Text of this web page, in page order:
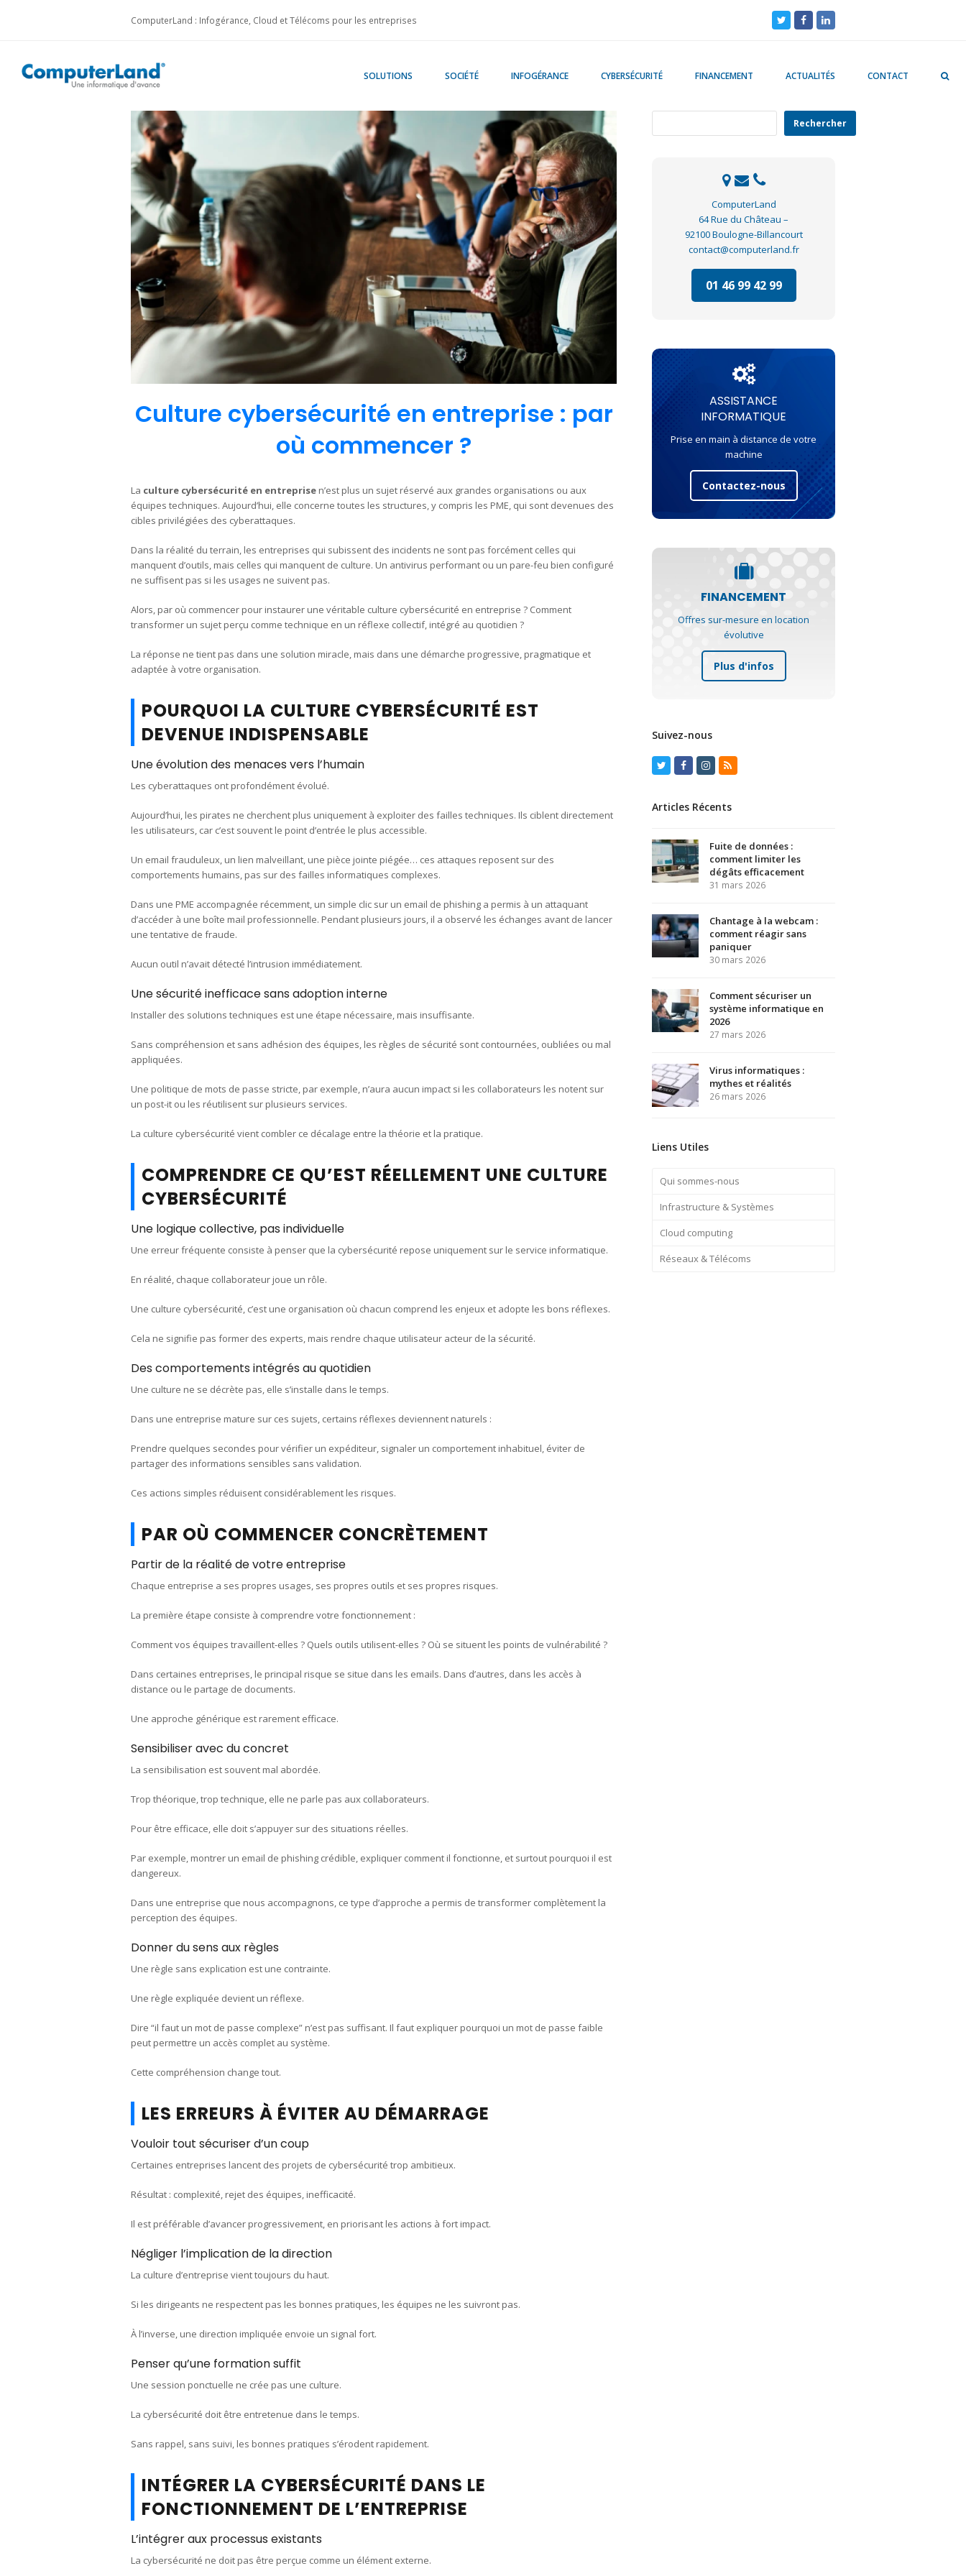
ComputerLand : Infogérance, Cloud et Télécoms pour les entreprises TwitterFacebookLinkedIn
SOLUTIONS SOCIÉTÉ INFOGÉRANCE CYBERSÉCURITÉ FINANCEMENT ACTUALITÉS CONTACT
Culture cybersécurité en entreprise : par
où commencer ?
La culture cybersécurité en entreprise n’est plus un sujet réservé aux grandes organisations ou aux
équipes techniques. Aujourd’hui, elle concerne toutes les structures, y compris les PME, qui sont devenues des
cibles privilégiées des cyberattaques.
Dans la réalité du terrain, les entreprises qui subissent des incidents ne sont pas forcément celles qui
manquent d’outils, mais celles qui manquent de culture. Un antivirus performant ou un pare-feu bien configuré
ne suffisent pas si les usages ne suivent pas.
Alors, par où commencer pour instaurer une véritable culture cybersécurité en entreprise ? Comment
transformer un sujet perçu comme technique en un réflexe collectif, intégré au quotidien ?
La réponse ne tient pas dans une solution miracle, mais dans une démarche progressive, pragmatique et
adaptée à votre organisation.
POURQUOI LA CULTURE CYBERSÉCURITÉ EST
DEVENUE INDISPENSABLE
Une évolution des menaces vers l’humain
Les cyberattaques ont profondément évolué.
Aujourd’hui, les pirates ne cherchent plus uniquement à exploiter des failles techniques. Ils ciblent directement
les utilisateurs, car c’est souvent le point d’entrée le plus accessible.
Un email frauduleux, un lien malveillant, une pièce jointe piégée… ces attaques reposent sur des
comportements humains, pas sur des failles informatiques complexes.
Dans une PME accompagnée récemment, un simple clic sur un email de phishing a permis à un attaquant
d’accéder à une boîte mail professionnelle. Pendant plusieurs jours, il a observé les échanges avant de lancer
une tentative de fraude.
Aucun outil n’avait détecté l’intrusion immédiatement.
Une sécurité inefficace sans adoption interne
Installer des solutions techniques est une étape nécessaire, mais insuffisante.
Sans compréhension et sans adhésion des équipes, les règles de sécurité sont contournées, oubliées ou mal
appliquées.
Une politique de mots de passe stricte, par exemple, n’aura aucun impact si les collaborateurs les notent sur
un post-it ou les réutilisent sur plusieurs services.
La culture cybersécurité vient combler ce décalage entre la théorie et la pratique.
COMPRENDRE CE QU’EST RÉELLEMENT UNE CULTURE
CYBERSÉCURITÉ
Une logique collective, pas individuelle
Une erreur fréquente consiste à penser que la cybersécurité repose uniquement sur le service informatique.
En réalité, chaque collaborateur joue un rôle.
Une culture cybersécurité, c’est une organisation où chacun comprend les enjeux et adopte les bons réflexes.
Cela ne signifie pas former des experts, mais rendre chaque utilisateur acteur de la sécurité.
Des comportements intégrés au quotidien
Une culture ne se décrète pas, elle s’installe dans le temps.
Dans une entreprise mature sur ces sujets, certains réflexes deviennent naturels :
Prendre quelques secondes pour vérifier un expéditeur, signaler un comportement inhabituel, éviter de
partager des informations sensibles sans validation.
Ces actions simples réduisent considérablement les risques.
PAR OÙ COMMENCER CONCRÈTEMENT
Partir de la réalité de votre entreprise
Chaque entreprise a ses propres usages, ses propres outils et ses propres risques.
La première étape consiste à comprendre votre fonctionnement :
Comment vos équipes travaillent-elles ? Quels outils utilisent-elles ? Où se situent les points de vulnérabilité ?
Dans certaines entreprises, le principal risque se situe dans les emails. Dans d’autres, dans les accès à
distance ou le partage de documents.
Une approche générique est rarement efficace.
Sensibiliser avec du concret
La sensibilisation est souvent mal abordée.
Trop théorique, trop technique, elle ne parle pas aux collaborateurs.
Pour être efficace, elle doit s’appuyer sur des situations réelles.
Par exemple, montrer un email de phishing crédible, expliquer comment il fonctionne, et surtout pourquoi il est
dangereux.
Dans une entreprise que nous accompagnons, ce type d’approche a permis de transformer complètement la
perception des équipes.
Donner du sens aux règles
Une règle sans explication est une contrainte.
Une règle expliquée devient un réflexe.
Dire “il faut un mot de passe complexe” n’est pas suffisant. Il faut expliquer pourquoi un mot de passe faible
peut permettre un accès complet au système.
Cette compréhension change tout.
LES ERREURS À ÉVITER AU DÉMARRAGE
Vouloir tout sécuriser d’un coup
Certaines entreprises lancent des projets de cybersécurité trop ambitieux.
Résultat : complexité, rejet des équipes, inefficacité.
Il est préférable d’avancer progressivement, en priorisant les actions à fort impact.
Négliger l’implication de la direction
La culture d’entreprise vient toujours du haut.
Si les dirigeants ne respectent pas les bonnes pratiques, les équipes ne les suivront pas.
À l’inverse, une direction impliquée envoie un signal fort.
Penser qu’une formation suffit
Une session ponctuelle ne crée pas une culture.
La cybersécurité doit être entretenue dans le temps.
Sans rappel, sans suivi, les bonnes pratiques s’érodent rapidement.
INTÉGRER LA CYBERSÉCURITÉ DANS LE
FONCTIONNEMENT DE L’ENTREPRISE
L’intégrer aux processus existants
La cybersécurité ne doit pas être perçue comme un élément externe.
Rechercher
ComputerLand
64 Rue du Château –
92100 Boulogne-Billancourt
contact@computerland.fr
01 46 99 42 99
ASSISTANCE
INFORMATIQUE
Prise en main à distance de votre
machine
Contactez-nous
FINANCEMENT
Offres sur-mesure en location
évolutive
Plus d'infos
Suivez-nous
TwitterFacebook
Instagram
RSS
Articles Récents
Fuite de données :
comment limiter les
dégâts efficacement
31 mars 2026
Chantage à la webcam :
comment réagir sans
paniquer
30 mars 2026
Comment sécuriser un
système informatique en
2026
27 mars 2026
Virus informatiques :
mythes et réalités
26 mars 2026
Liens Utiles
Qui sommes-nous
Infrastructure & Systèmes
Cloud computing
Réseaux & Télécoms